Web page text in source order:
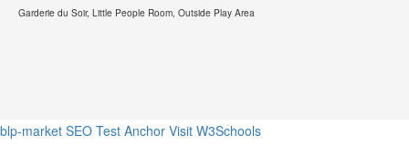
Garderie du Soir, Little People Room, Outside Play Area
blp-market SEO Test Anchor Visit W3Schools